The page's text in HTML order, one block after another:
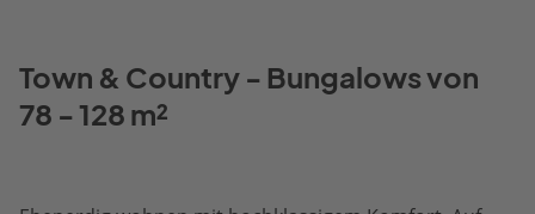
Town & Country - Bungalows von
78 - 128 m²